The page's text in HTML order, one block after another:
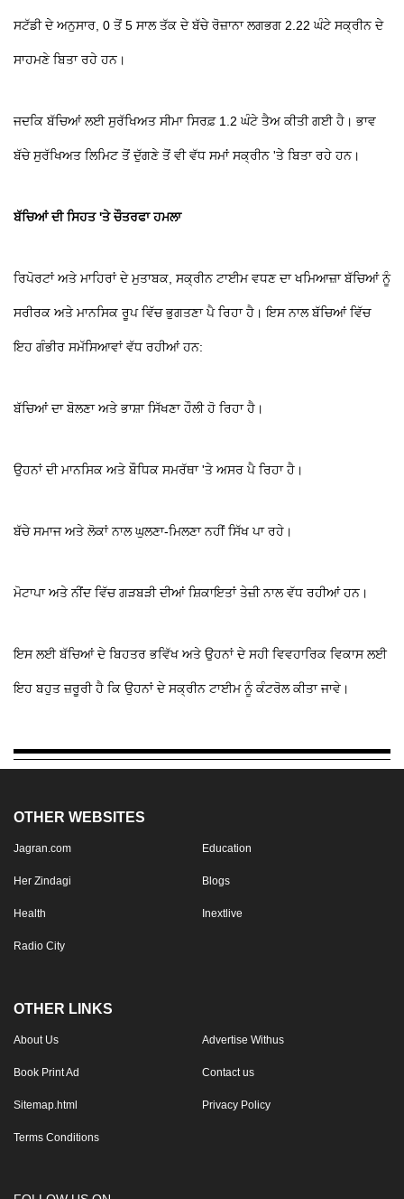
ਸਟੱਡੀ ਦੇ ਅਨੁਸਾਰ, 0 ਤੋਂ 5 ਸਾਲ ਤੱਕ ਦੇ ਬੱਚੇ ਰੋਜ਼ਾਨਾ ਲਗਭਗ 2.22 ਘੰਟੇ ਸਕ੍ਰੀਨ ਦੇ
ਸਾਹਮਣੇ ਬਿਤਾ ਰਹੇ ਹਨ।
ਜਦਕਿ ਬੱਚਿਆਂ ਲਈ ਸੁਰੱਖਿਅਤ ਸੀਮਾ ਸਿਰਫ਼ 1.2 ਘੰਟੇ ਤੈਅ ਕੀਤੀ ਗਈ ਹੈ। ਭਾਵ
ਬੱਚੇ ਸੁਰੱਖਿਅਤ ਲਿਮਿਟ ਤੋਂ ਦੁੱਗਣੇ ਤੋਂ ਵੀ ਵੱਧ ਸਮਾਂ ਸਕ੍ਰੀਨ 'ਤੇ ਬਿਤਾ ਰਹੇ ਹਨ।
ਬੱਚਿਆਂ ਦੀ ਸਿਹਤ 'ਤੇ ਚੌਤਰਫਾ ਹਮਲਾ
ਰਿਪੋਰਟਾਂ ਅਤੇ ਮਾਹਿਰਾਂ ਦੇ ਮੁਤਾਬਕ, ਸਕ੍ਰੀਨ ਟਾਈਮ ਵਧਣ ਦਾ ਖਮਿਆਜ਼ਾ ਬੱਚਿਆਂ ਨੂੰ
ਸਰੀਰਕ ਅਤੇ ਮਾਨਸਿਕ ਰੂਪ ਵਿੱਚ ਭੁਗਤਣਾ ਪੈ ਰਿਹਾ ਹੈ। ਇਸ ਨਾਲ ਬੱਚਿਆਂ ਵਿੱਚ
ਇਹ ਗੰਭੀਰ ਸਮੱਸਿਆਵਾਂ ਵੱਧ ਰਹੀਆਂ ਹਨ:
ਬੱਚਿਆਂ ਦਾ ਬੋਲਣਾ ਅਤੇ ਭਾਸ਼ਾ ਸਿੱਖਣਾ ਹੌਲੀ ਹੋ ਰਿਹਾ ਹੈ।
ਉਹਨਾਂ ਦੀ ਮਾਨਸਿਕ ਅਤੇ ਬੌਧਿਕ ਸਮਰੱਥਾ 'ਤੇ ਅਸਰ ਪੈ ਰਿਹਾ ਹੈ।
ਬੱਚੇ ਸਮਾਜ ਅਤੇ ਲੋਕਾਂ ਨਾਲ ਘੁਲਣਾ-ਮਿਲਣਾ ਨਹੀਂ ਸਿੱਖ ਪਾ ਰਹੇ।
ਮੋਟਾਪਾ ਅਤੇ ਨੀਂਦ ਵਿੱਚ ਗੜਬੜੀ ਦੀਆਂ ਸ਼ਿਕਾਇਤਾਂ ਤੇਜ਼ੀ ਨਾਲ ਵੱਧ ਰਹੀਆਂ ਹਨ।
ਇਸ ਲਈ ਬੱਚਿਆਂ ਦੇ ਬਿਹਤਰ ਭਵਿੱਖ ਅਤੇ ਉਹਨਾਂ ਦੇ ਸਹੀ ਵਿਵਹਾਰਿਕ ਵਿਕਾਸ ਲਈ
ਇਹ ਬਹੁਤ ਜ਼ਰੂਰੀ ਹੈ ਕਿ ਉਹਨਾਂ ਦੇ ਸਕ੍ਰੀਨ ਟਾਈਮ ਨੂੰ ਕੰਟਰੋਲ ਕੀਤਾ ਜਾਵੇ।
OTHER WEBSITES
Jagran.com Education
Her Zindagi Blogs
Health Inextlive
Radio City
OTHER LINKS
About Us Advertise Withus
Book Print Ad Contact us
Sitemap.html Privacy Policy
Terms Conditions